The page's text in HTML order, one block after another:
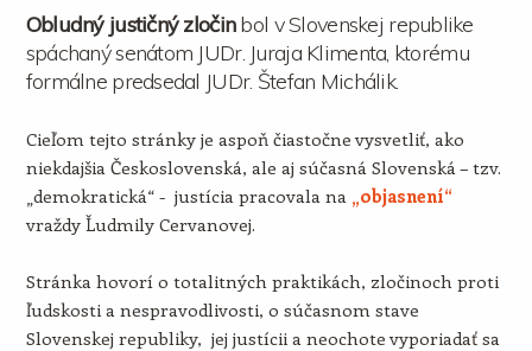
Obludný justičný zločinbol v Slovenskej republike
spáchaný senátom JUDr. Juraja Klimenta, ktorému
formálne predsedal JUDr. Štefan Michálik.
Cieľom tejto stránky je aspoň čiastočne vysvetliť, ako
niekdajšia Československá, ale aj súčasná Slovenská – tzv.
„demokratická“ - justícia pracovala na „objasnení“
vraždy Ľudmily Cervanovej.
Stránka hovorí o totalitných praktikách, zločinoch proti
ľudskosti a nespravodlivosti, o súčasnom stave
Slovenskej republiky, jej justícii a neochote vyporiadať sa